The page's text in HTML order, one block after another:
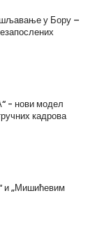
у Бору –
нови модел
кадрова
и „Мишићевим